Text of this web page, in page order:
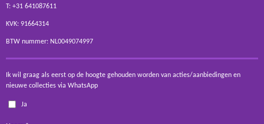
T: +31 641087611
KVK: 91664314
BTW nummer: NL0049074997
Ik wil graag als eerst op de hoogte gehouden worden van acties/aanbiedingen en
nieuwe collecties via WhatsApp
Ja